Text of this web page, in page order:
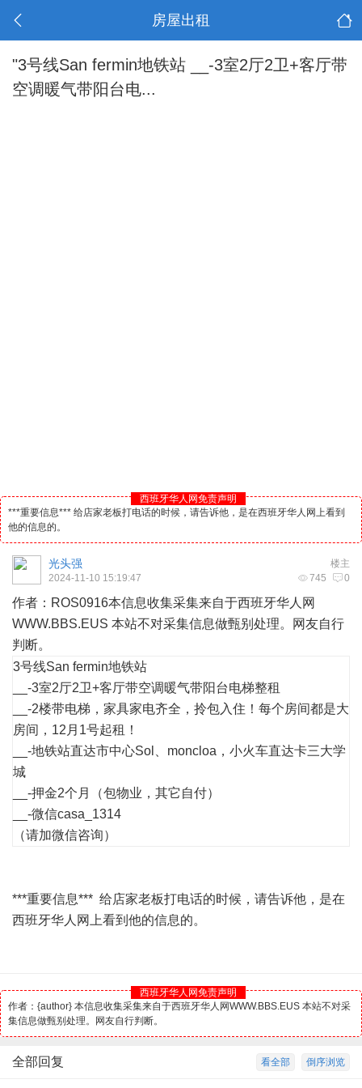
房屋出租
"3号线San fermin地铁站 __-3室2厅2卫+客厅带
空调暖气带阳台电...
西班牙华人网免责声明
***重要信息*** 给店家老板打电话的时候，请告诉他，是在西班牙华人网上看到
他的信息的。
楼主
光头强
745 0
2024-11-10 15:19:47
作者：ROS0916本信息收集采集来自于西班牙华人 网
WWW.BBS.EUS 本站不对采集信息做甄别处理。网友自行
判断。
3号线San fermin地铁站
__-3室2厅2卫+客厅带空调暖气带阳台电梯整租
__-2楼带电梯，家具家电齐全，拎包入住！每个房间都是大
房间，12月1号起租！
__-地铁站直达市中心Sol、moncloa，小火车直达卡三大学
城
__-押金2个月（包物业，其它自付）
__-微信casa_1314
（请加微信咨询）
***重要信息*** 给店家老板打电话的时候，请告诉他，是在
西班牙华人网上看到他的信息的。
西班牙华人网免责声明
作者：{author} 本信息收集采集来自于西班牙华人网WWW.BBS.EUS 本站不对采
集信息做甄别处理。网友自行判断。
倒序浏览
看全部
全部回复